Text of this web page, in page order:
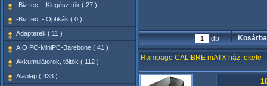
-Biz.tec. - Kiegészítők ( 27 )
-Biz.tec. - Optikák ( 0 )
Adapterek ( 11 )
AIO PC-MiniPC-Barebone ( 41 )
Akkumulátorok, töltők ( 112 )
Alaplap ( 433 )
db
Rampage CALIBRE mATX ház fekete